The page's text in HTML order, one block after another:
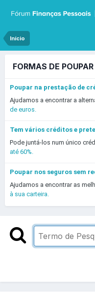
Início
FORMAS DE POUPAR
Poupar na prestação de
Ajudamos a encontrar a
de euros.
Tem vários créditos e
Pode juntá-los num único
até 60%.
Poupar nos seguros sem
Ajudamos a encontrar as
à sua carteira.